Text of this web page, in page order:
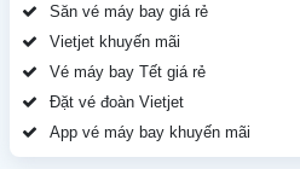
Săn vé máy bay giá rẻ
Vietjet khuyến mãi
Vé máy bay Tết giá rẻ
Đặt vé đoàn Vietjet
App vé máy bay khuyến mãi